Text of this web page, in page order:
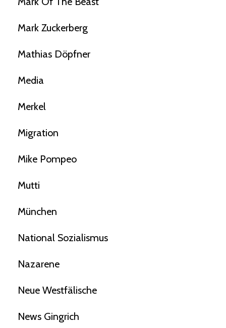
Mark Zuckerberg
Mathias Döpfner
Media
Merkel
Migration
Mike Pompeo
Mutti
München
National Sozialismus
Nazarene
Neue Westfälische
News Gingrich